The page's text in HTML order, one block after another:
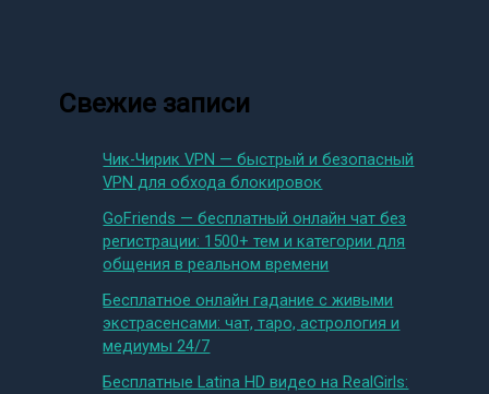
Свежие записи
Чик-Чирик VPN — быстрый и безопасный
VPN для обхода блокировок
GoFriends — бесплатный онлайн чат без
регистрации: 1500+ тем и категории для
общения в реальном времени
Бесплатное онлайн гадание с живыми
экстрасенсами: чат, таро, астрология и
медиумы 24/7
Бесплатные Latina HD видео на RealGirls: